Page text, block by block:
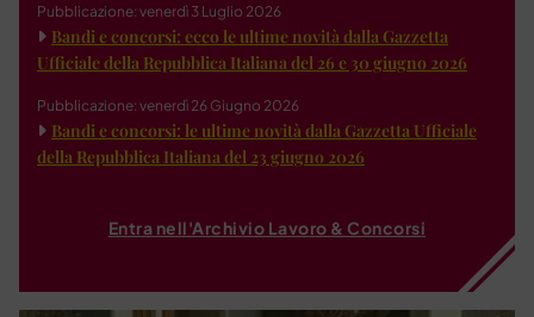
Pubblicazione: venerdì 3 Luglio 2026
Bandi e concorsi: ecco le ultime novità dalla Gazzetta
Ufficiale della Repubblica Italiana del 26 e 30 giugno 2026
Pubblicazione: venerdì 26 Giugno 2026
Bandi e concorsi: le ultime novità dalla Gazzetta Ufficiale
della Repubblica Italiana del 23 giugno 2026
Entra nell'Archivio Lavoro & Concorsi